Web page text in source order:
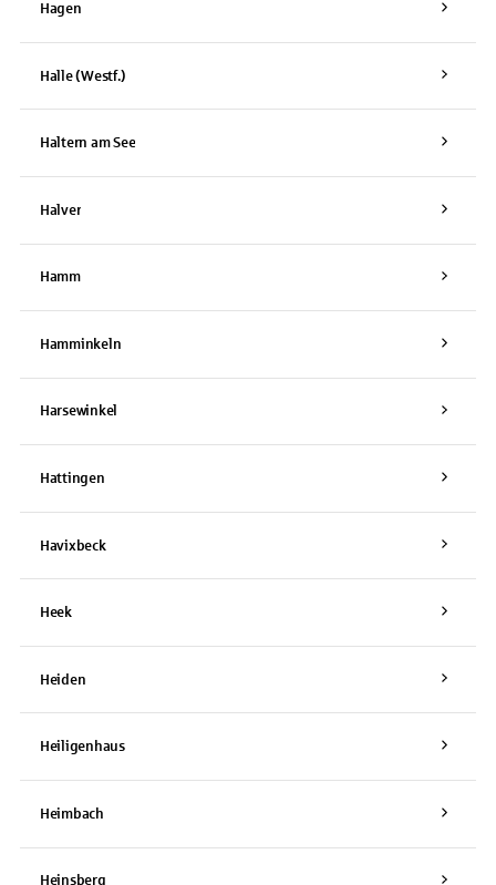
Hagen
Halle (Westf.)
Haltern am See
Halver
Hamm
Hamminkeln
Harsewinkel
Hattingen
Havixbeck
Heek
Heiden
Heiligenhaus
Heimbach
Heinsberg